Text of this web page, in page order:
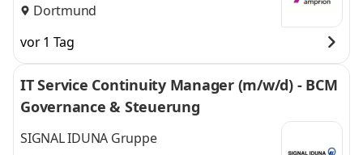
Dortmund
vor 1 Tag
IT Service Continuity Manager (m/w/d) - BCM
Governance & Steuerung
SIGNAL IDUNA Gruppe